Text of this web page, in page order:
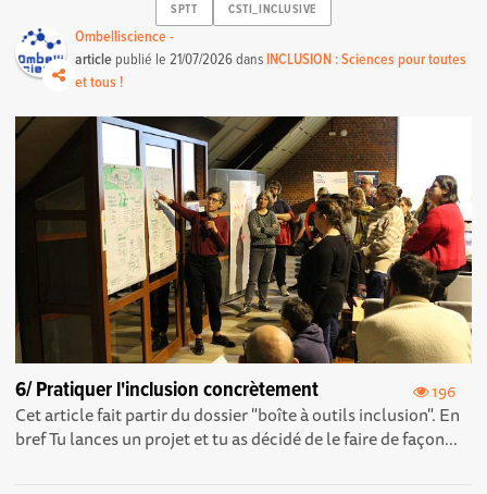
SPTT CSTI_INCLUSIVE
Ombelliscience -
article publié le21/07/2026dans INCLUSION : Sciences pour toutes
et tous !
196
6/ Pratiquer l'inclusion concrètement
Cet article fait partir du dossier "boîte à outils inclusion". En
bref Tu lances un projet et tu as décidé de le faire de façon...